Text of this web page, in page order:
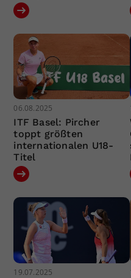
06.08.2025
ITF Basel: Pircher
toppt größten
internationalen U18-
Titel
19.07.2025